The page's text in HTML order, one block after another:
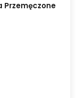
Przemęczone